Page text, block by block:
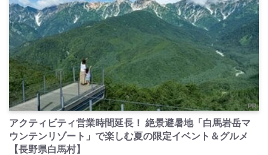
PR
アクティビティ営業時間延長！ 絶景避暑地「白馬岩岳マ
ウンテンリゾート」で楽しむ夏の限定イベント＆グルメ
【長野県白馬村】